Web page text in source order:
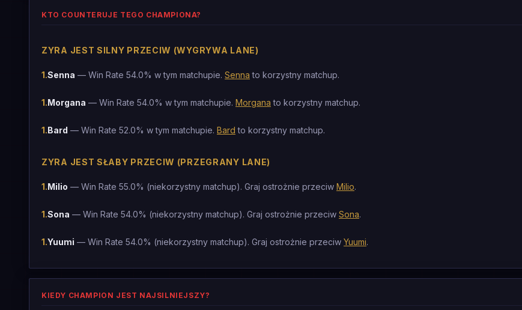
KTO COUNTERUJE TEGO CHAMPIONA?
ZYRA JEST SILNY PRZECIW (WYGRYWA LANE)
1.Senna — Win Rate 54.0% w tym matchupie. Senna to korzystny matchup.
1.Morgana — Win Rate 54.0% w tym matchupie. Morgana to korzystny matchup.
1.Bard — Win Rate 52.0% w tym matchupie. Bard to korzystny matchup.
ZYRA JEST SŁABY PRZECIW (PRZEGRANY LANE)
1.Milio — Win Rate 55.0% (niekorzystny matchup). Graj ostrożnie przeciw Milio.
1.Sona — Win Rate 54.0% (niekorzystny matchup). Graj ostrożnie przeciw Sona.
1.Yuumi — Win Rate 54.0% (niekorzystny matchup). Graj ostrożnie przeciw Yuumi.
KIEDY CHAMPION JEST NAJSILNIEJSZY?